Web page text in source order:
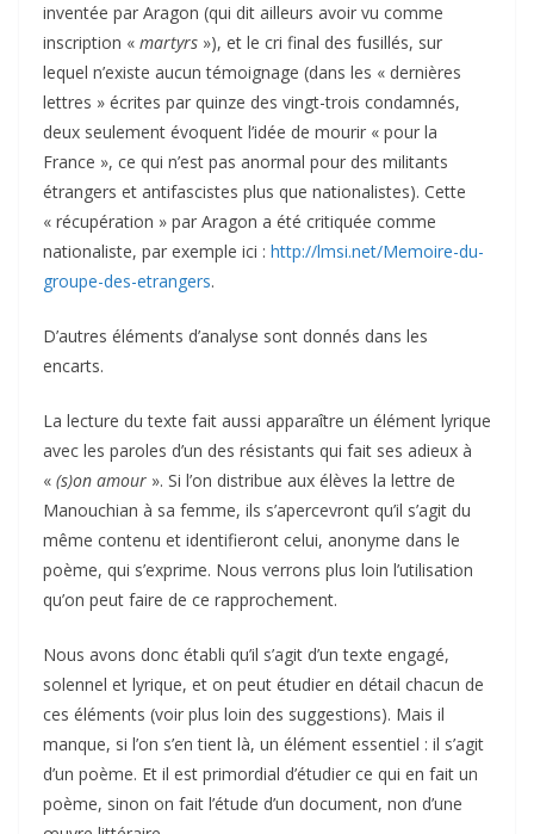
inventée par Aragon (qui dit ailleurs avoir vu comme
inscription « martyrs »), et le cri final des fusillés, sur
lequel n’existe aucun témoignage (dans les « dernières
lettres » écrites par quinze des vingt-trois condamnés,
deux seulement évoquent l’idée de mourir « pour la
France », ce qui n’est pas anormal pour des militants
étrangers et antifascistes plus que nationalistes). Cette
« récupération » par Aragon a été critiquée comme
nationaliste, par exemple ici : http://lmsi.net/Memoire-du-
groupe-des-etrangers.
D’autres éléments d’analyse sont donnés dans les
encarts.
La lecture du texte fait aussi apparaître un élément lyrique
avec les paroles d’un des résistants qui fait ses adieux à
« (s)on amour ». Si l’on distribue aux élèves la lettre de
Manouchian à sa femme, ils s’apercevront qu’il s’agit du
même contenu et identifieront celui, anonyme dans le
poème, qui s’exprime. Nous verrons plus loin l’utilisation
qu’on peut faire de ce rapprochement.
Nous avons donc établi qu’il s’agit d’un texte engagé,
solennel et lyrique, et on peut étudier en détail chacun de
ces éléments (voir plus loin des suggestions). Mais il
manque, si l’on s’en tient là, un élément essentiel : il s’agit
d’un poème. Et il est primordial d’étudier ce qui en fait un
poème, sinon on fait l’étude d’un document, non d’une